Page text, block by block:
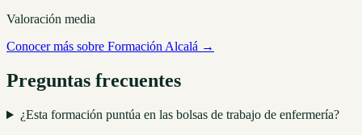
Valoración media
Conocer más sobre Formación Alcalá →
Preguntas frecuentes
¿Esta formación puntúa en las bolsas de trabajo de enfermería?